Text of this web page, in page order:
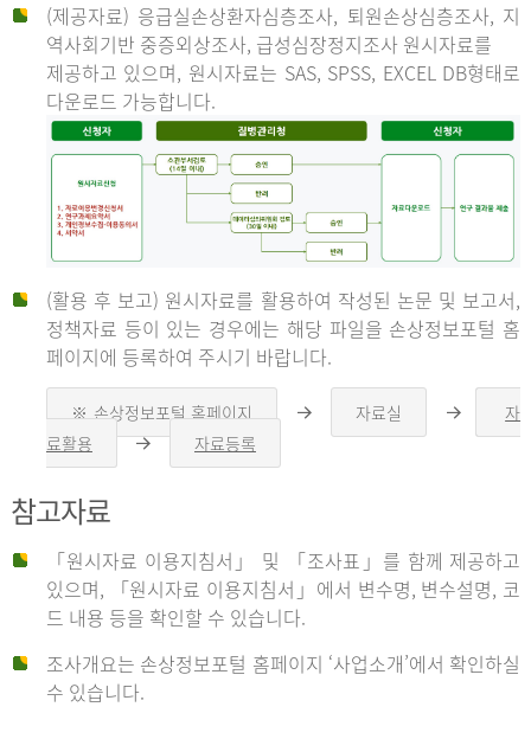
(제공자료) 응급실손상환자심층조사, 퇴원손상심층조사, 지
역사회기반 중증외상조사, 급성심장정지조사 원시자료를
제공하고 있으며, 원시자료는 SAS, SPSS, EXCEL DB형태로
다운로드 가능합니다.
신
청
자
신
청
자
는
1.
자
(활용 후 보고) 원시자료를 활용하여 작성된 논문 및 보고서,
정책자료 등이 있는 경우에는 해당 파일을 손상정보포털 홈
페이지에 등록하여 주시기 바랍니다.
※ 손상정보포털 홈페이지
른
자료실
른
자
료활용
른
자료등록
참고자료
「원시자료 이용지침서」 및 「조사표」를 함께 제공하고
있으며, 「원시자료 이용지침서」에서 변수명, 변수설명, 코
드 내용 등을 확인할 수 있습니다.
조사개요는 손상정보포털 홈페이지 ‘사업소개’에서 확인하실
수 있습니다.